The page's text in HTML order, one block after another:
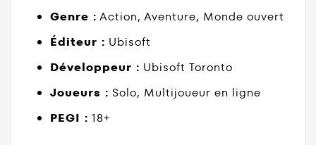
Genre : Action, Aventure, Monde ouvert
Éditeur : Ubisoft
Développeur : Ubisoft Toronto
Joueurs : Solo, Multijoueur en ligne
PEGI : 18+